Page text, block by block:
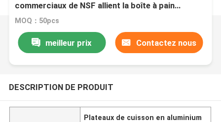
commerciaux de NSF allient la boîte à pain
spéciale de pullman de courroie
MOQ：50pcs
meilleur prix Contactez nous
DESCRIPTION DE PRODUIT
Plateaux de cuisson en aluminium